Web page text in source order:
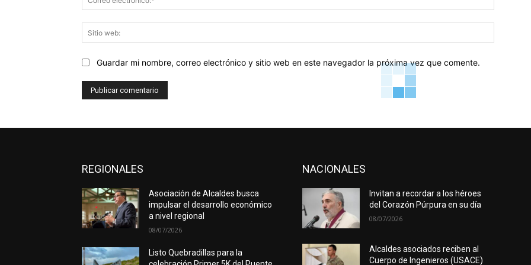
web:
Guardar mi nombre, correo electrónico y sitio web en este navegador la próxima vez que comente.
REGIONALES
Asociación de Alcaldes busca
impulsar el desarrollo económico
a nivel regional
08/07/2026
Listo Quebradillas para la
NACIONALES
Invitan a recordar a los héroes
del Corazón Púrpura en su día
08/07/2026
Alcaldes asociados reciben al
Cuerpo de Ingenieros (USACE)